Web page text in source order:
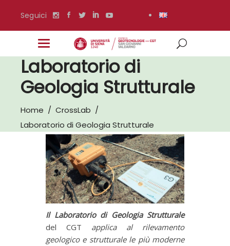
Seguici
Laboratorio di
Geologia Strutturale
Home / CrossLab /
Laboratorio di Geologia Strutturale
Il Laboratorio di Geologia Strutturale
del CGT applica al rilevamento
geologico e strutturale le più moderne